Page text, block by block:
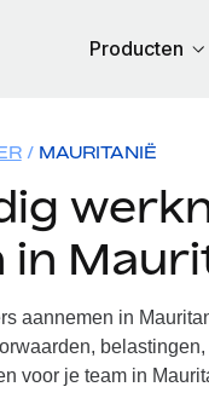
Producten
MAURITANIË
in
aannemen in
voor je team in